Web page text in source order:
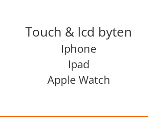
Touch & lcd byten
Iphone
Ipad
Apple Watch